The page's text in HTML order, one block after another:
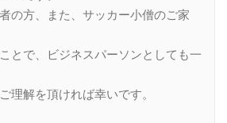
の方、また、サッカー小僧のご家
とで、ビジネスパーソンとしても一
理解を頂ければ幸いです。